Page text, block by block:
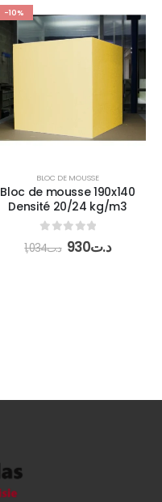
-10%
BLOC DE MOUSSE
Bloc de mousse 190x140
Densité 20/24 kg/m3
out of 5
د.ت1,034 د.ت930